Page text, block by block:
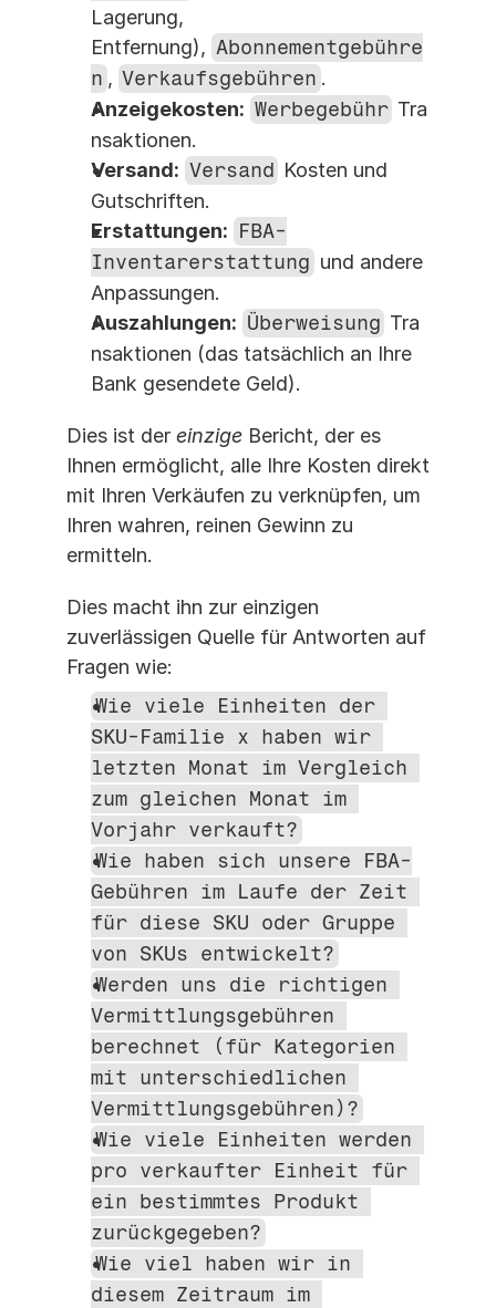
Lagerung,
Entfernung), Abonnementgebühre
n , Verkaufsgebühren .
Anzeigekosten: Werbegebühr Tra
nsaktionen.
Versand: Versand Kosten und
Gutschriften.
Erstattungen: FBA-
Inventarerstattung und andere
Anpassungen.
Auszahlungen: Überweisung Tra
nsaktionen (das tatsächlich an Ihre
Bank gesendete Geld).
Dies ist der einzige Bericht, der es
Ihnen ermöglicht, alle Ihre Kosten direkt
mit Ihren Verkäufen zu verknüpfen, um
Ihren wahren, reinen Gewinn zu
ermitteln.
Dies macht ihn zur einzigen
zuverlässigen Quelle für Antworten auf
Fragen wie:
Wie viele Einheiten der
SKU-Familie x haben wir
letzten Monat im Vergleich
zum gleichen Monat im
Vorjahr verkauft?
Wie haben sich unsere FBA-
Gebühren im Laufe der Zeit
für diese SKU oder Gruppe
von SKUs entwickelt?
Werden uns die richtigen
Vermittlungsgebühren
berechnet (für Kategorien
mit unterschiedlichen
Vermittlungsgebühren)?
Wie viele Einheiten werden
pro verkaufter Einheit für
ein bestimmtes Produkt
zurückgegeben?
Wie viel haben wir in
diesem Zeitraum im